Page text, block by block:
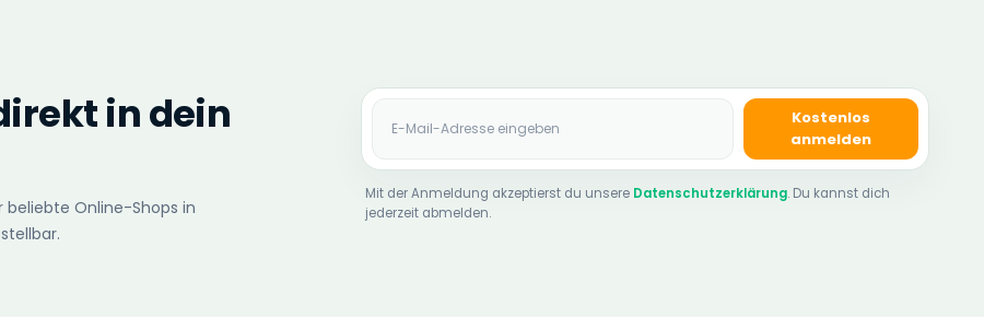
in dein
Online-Shops in
E-Mail-Adresse
Kostenlos
anmelden
Mit der Anmeldung akzeptierst du unsere Datenschutzerklärung. Du kannst dich
jederzeit abmelden.